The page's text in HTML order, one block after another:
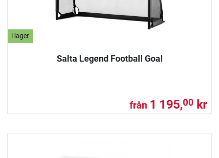
i lager
Salta Legend Football Goal
från 1 195,00 kr